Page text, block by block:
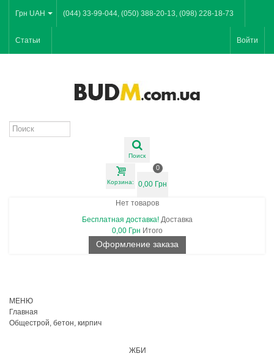
Грн UAH (044) 33-99-044, (050) 388-20-13, (098) 228-18-73
Статьи Войти
Поиск
Корзина:
0
0,00 Грн
Нет товаров
Бесплатная доставка! Доставка
0,00 Грн Итого
Оформление заказа
МЕНЮ
Главная
Общестрой, бетон, кирпич
ЖБИ